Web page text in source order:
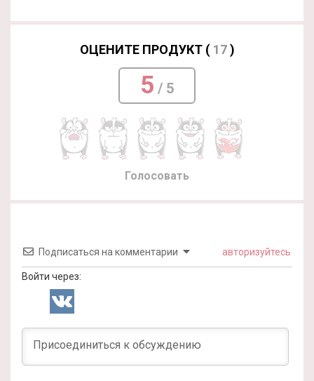
ОЦЕНИТЕ ПРОДУКТ ( 17)
5 / 5
Голосовать
Подписаться на комментарии авторизуйтесь
Войти через: